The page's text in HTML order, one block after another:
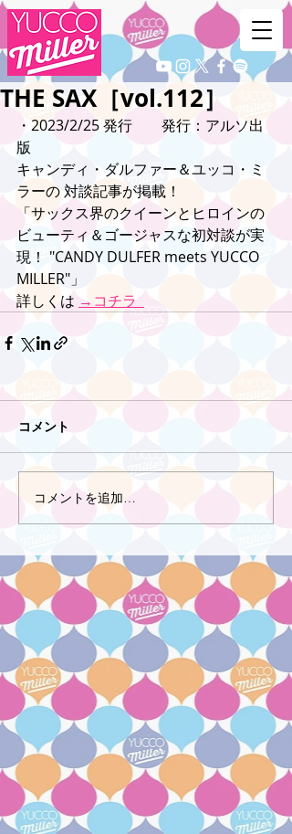
THE SAX［vol.112］
・2023/2/25 発行　　発行：アルソ出
版
キャンディ・ダルファー＆ユッコ・ミ
ラーの 対談記事が掲載！
「サックス界のクイーンとヒロインの
ビューティ＆ゴージャスな初対談が実
現！ "CANDY DULFER meets YUCCO
MILLER"」
詳しくは →コチラ
コメント
コメントを追加…